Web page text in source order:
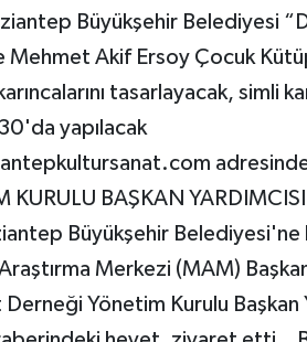
Büyükşehir Belediyesi
Mehmet Akif Ersoy Çocuk
tasarlayacak, simli
yapılacak
KURULU BAŞKAN
Büyükşehir
Merkezi (MAM)
Yönetim Kurulu Başkan